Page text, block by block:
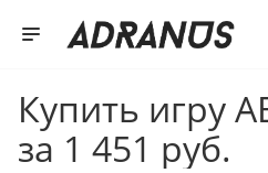
Купить игру
за 1 451 руб.